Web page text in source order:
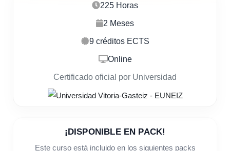
225 Horas
2 Meses
9 créditos ECTS
Online
Certificado oficial por Universidad
¡DISPONIBLE EN PACK!
Este curso está incluido en los siguientes packs